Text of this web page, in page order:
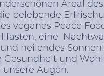
Areal
belebende
veganes Peace
eine
heilendes
Gesundheit und
Augen.